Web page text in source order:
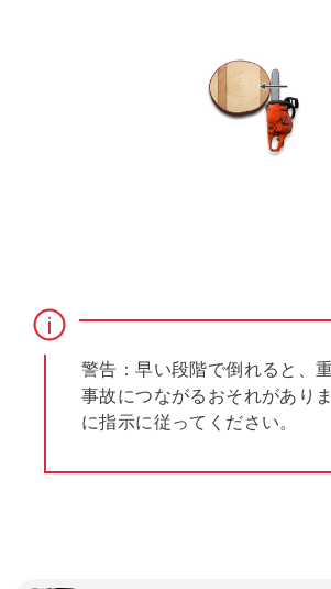
警告：早い段階で倒れると、
事故につながるおそれがあり
に指示に従ってください。